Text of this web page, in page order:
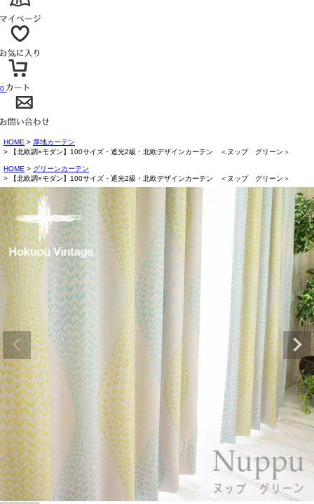
0
HOME
厚地カーテン
【北欧調×モダン】100サイズ・遮光2級・北欧デザインカーテン ＜ヌップ グリーン＞
HOME
グリーンカーテン
【北欧調×モダン】100サイズ・遮光2級・北欧デザインカーテン ＜ヌップ グリーン＞